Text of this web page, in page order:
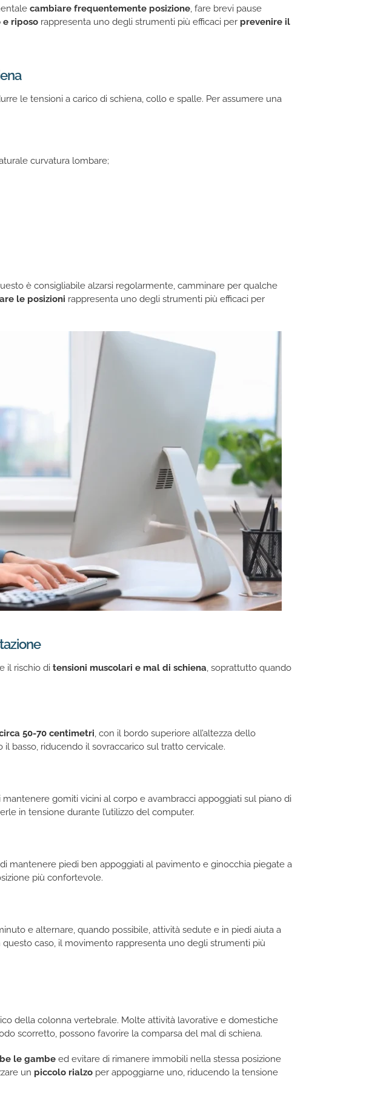
cambiare frequentemente posizione, fare brevi pause
e riposo rappresenta uno degli strumenti più efficaci per prevenire il
le tensioni a carico di schiena, collo e spalle. Per assumere una
curvatura lombare;
è consigliabile alzarsi regolarmente, camminare per qualche
le posizioni rappresenta uno degli strumenti più efficaci per
il rischio ditensioni muscolari e mal di schiena, soprattutto quando
50-70 centimetri, con il bordo superiore all’altezza dello
basso, riducendo il sovraccarico sul tratto cervicale.
mantenere gomiti vicini al corpo e avambracci appoggiati sul piano di
in tensione durante l’utilizzo del computer.
mantenere piedi ben appoggiati al pavimento e ginocchia piegate a
più confortevole.
e alternare, quando possibile, attività sedute e in piedi aiuta a
caso, il movimento rappresenta uno degli strumenti più
della colonna vertebrale. Molte attività lavorative e domestiche
scorretto, possono favorire la comparsa del mal di schiena.
le gambe ed evitare di rimanere immobili nella stessa posizione
un piccolo rialzo per appoggiarne uno, riducendo la tensione